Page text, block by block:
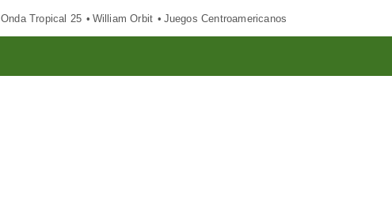
Onda Tropical 25 William Orbit Juegos Centroamericanos